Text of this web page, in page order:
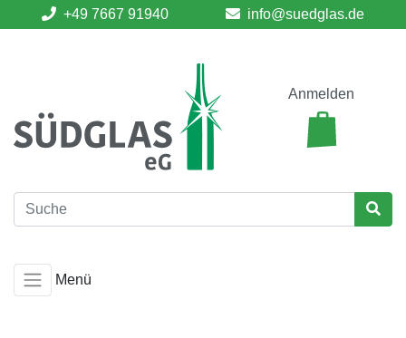
+49 7667 91940 info@suedglas.de
Anmelden
Menü